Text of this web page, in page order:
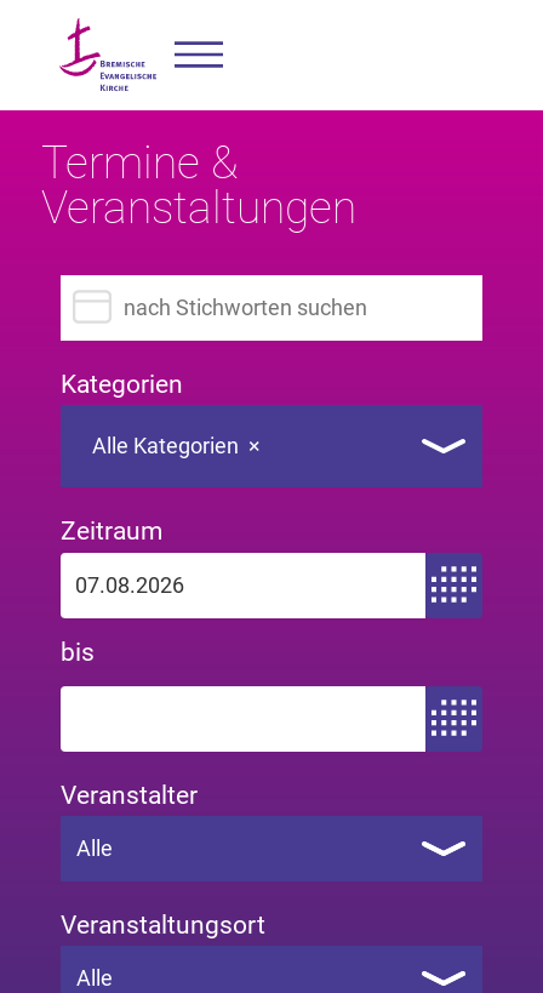
Termine &
Veranstaltungen
Suchbegriff eingeben
Kategorien
×
Alle Kategorien
Zeitraum
Zeitraum von
bis
Zeitraum bis
Veranstalter
Alle
Veranstaltungsort
Alle